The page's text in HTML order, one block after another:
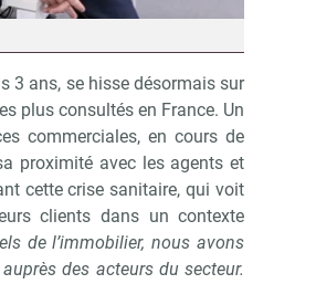
3 ans, se hisse désormais sur
plus consultés en France. Un
commerciales, en cours de
proximité avec les agents et
cette crise sanitaire, qui voit
clients dans un contexte
de l’immobilier, nous avons
des acteurs du secteur.